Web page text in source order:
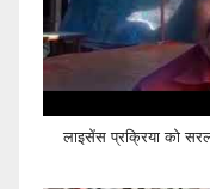
लाइसेंस प्रक्रिया को